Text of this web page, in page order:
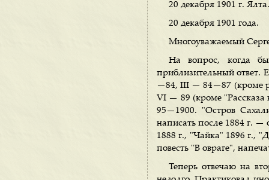
20 декабря 1901 г. Ялта.
20 декабря 1901 года.
Многоуважаемый
На вопрос, когда
приблизительный ответ.
—84, III — 84—87 (кроме
VI — 89 (кроме "Рассказа
95—1900. "Остров
написать после 1884 г.
1888 г., "Чайка" 1896 г.,
повесть "В овраге",
Теперь отвечаю на